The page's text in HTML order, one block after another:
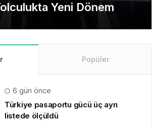
Yeni Dönem
Popüler
6 gün önce
Türkiye pasaportu gücü üç ayrı
listede ölçüldü